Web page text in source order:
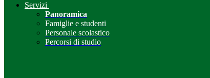
Servizi
Panoramica
Famiglie e studenti
Personale scolastico
Percorsi di studio